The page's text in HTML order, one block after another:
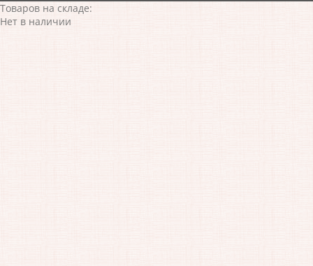
Товаров на складе:
Нет в наличии